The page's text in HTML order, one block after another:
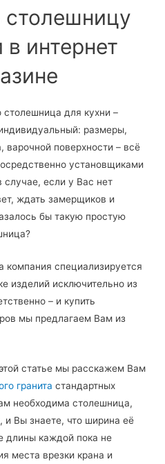
столешницу
в интернет
для кухни –
размеры,
варочной поверхности – всё
установщиками
случае, если у Вас нет
ждать замерщиков и
бы такую простую
специализируется
изделий исключительно из
– и купить
мы предлагаем Вам из
статье мы расскажем Вам
гранита стандартных
необходима столешница,
и Вы знаете, что ширина её
длины каждой пока не
места врезки крана и